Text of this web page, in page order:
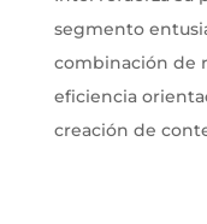
segmento
combinación de
eficiencia
creación de